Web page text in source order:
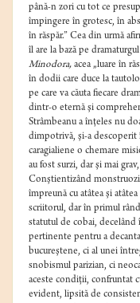
până-n zori cu tot ce
împingere în grotesc, în
în răspăr.” Cea din urmă
îl are la bază pe
Minodora, acea „luare în
în dodii care duce la
pe care va căuta fiecare
dintr-o eternă şi
Strâmbeanu a înţeles nu
dimpotrivă, şi-a descoperit
caragialiene o chemare
au fost surzi, dar şi mai
Conştientizând
împreună cu atâtea şi
scriitorul, dar în primul
statutul de cobai, decelând
pertinente pentru a
bucureştene, ci al unei
snobismul parizian, ci
aceste condiţii, confruntat
evident, lipsită de